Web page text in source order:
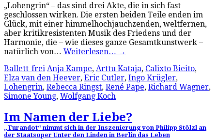
„Lohengrin“ – das sind drei Akte, die in sich fast
geschlossen wirken. Die ersten beiden Teile enden im
Glück, mit einer himmelhochjauchzenden, weltfernen,
aber kritikresistenten Musik des Friedens und der
Harmonie, die – wie dieses ganze Gesamtkunstwerk –
natürlich von… Weiterlesen… →
Ballett-frei Anja Kampe, Arttu Kataja, Calixto Bieito,
Elza van den Heever, Eric Cutler, Ingo Krügler,
Lohengrin, Rebecca Ringst, René Pape, Richard Wagner,
Simone Young, Wolfgang Koch
Im Namen der Liebe?
„Turandot“ nimmt sich in der Inszenierung von Philipp Stölzl an
der Staatsoper Unter den Linden in Berlin das Leben